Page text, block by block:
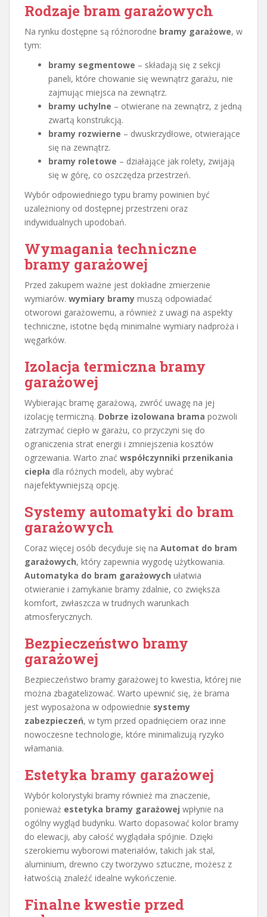
Rodzaje bram garażowych
Na rynku dostępne są różnorodne bramy garażowe, w
tym:
bramy segmentowe – składają się z sekcji
paneli, które chowanie się wewnątrz garażu, nie
zajmując miejsca na zewnątrz.
bramy uchylne – otwierane na zewnątrz, z jedną
zwartą konstrukcją.
bramy rozwierne – dwuskrzydłowe, otwierające
się na zewnątrz.
bramy roletowe – działające jak rolety, zwijają
się w górę, co oszczędza przestrzeń.
Wybór odpowiedniego typu bramy powinien być
uzależniony od dostępnej przestrzeni oraz
indywidualnych upodobań.
Wymagania techniczne
bramy garażowej
Przed zakupem ważne jest dokładne zmierzenie
wymiarów. wymiary bramy muszą odpowiadać
otworowi garażowemu, a również z uwagi na aspekty
techniczne, istotne będą minimalne wymiary nadproża i
węgarków.
Izolacja termiczna bramy
garażowej
Wybierając bramę garażową, zwróć uwagę na jej
izolację termiczną. Dobrze izolowana brama pozwoli
zatrzymać ciepło w garażu, co przyczyni się do
ograniczenia strat energii i zmniejszenia kosztów
ogrzewania. Warto znać współczynniki przenikania
ciepła dla różnych modeli, aby wybrać
najefektywniejszą opcję.
Systemy automatyki do bram
garażowych
Coraz więcej osób decyduje się na Automat do bram
garażowych, który zapewnia wygodę użytkowania.
Automatyka do bram garażowych ułatwia
otwieranie i zamykanie bramy zdalnie, co zwiększa
komfort, zwłaszcza w trudnych warunkach
atmosferycznych.
Bezpieczeństwo bramy
garażowej
Bezpieczeństwo bramy garażowej to kwestia, której nie
można zbagatelizować. Warto upewnić się, że brama
jest wyposażona w odpowiednie systemy
zabezpieczeń, w tym przed opadnięciem oraz inne
nowoczesne technologie, które minimalizują ryzyko
włamania.
Estetyka bramy garażowej
Wybór kolorystyki bramy również ma znaczenie,
ponieważ estetyka bramy garażowej wpłynie na
ogólny wygląd budynku. Warto dopasować kolor bramy
do elewacji, aby całość wyglądała spójnie. Dzięki
szerokiemu wyborowi materiałów, takich jak stal,
aluminium, drewno czy tworzywo sztuczne, możesz z
łatwością znaleźć idealne wykończenie.
Finalne kwestie przed